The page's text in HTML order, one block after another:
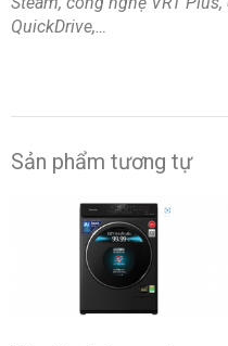
QuickDrive,…
Sản phẩm tương tự